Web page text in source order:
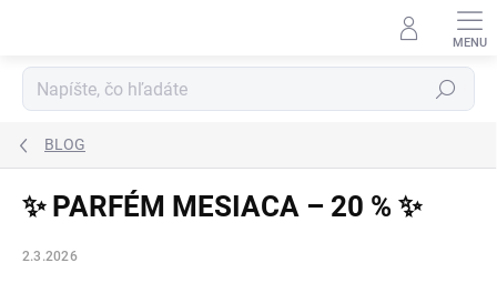
Hľadať
BLOG
✨ PARFÉM MESIACA – 20 % ✨
2.3.2026